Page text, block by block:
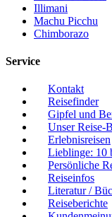
Illimani
Machu Picchu
Chimborazo
Service
Kontakt
Reisefinder
Gipfel und
Unser Reise-
Erlebnisreisen
Lieblinge: 10
Persönliche
Reiseinfos
Literatur /
Reiseberichte